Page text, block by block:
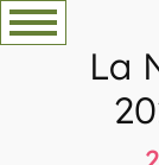
Aller
au
La